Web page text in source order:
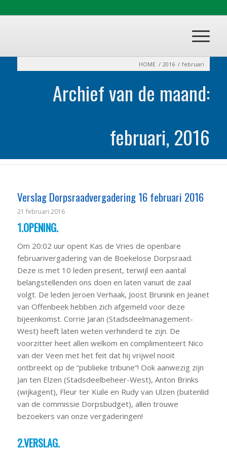
HOME / 2016 / februari
Archief van de maand:
februari, 2016
Verslag Dorpsraadvergadering 16 februari 2016
21 februari 2016
1.OPENING.
Om 20:02 uur opent Kas de Vries de openbare
februarivergadering van de Boekelose Dorpsraad.
Deze is met 10 leden present, terwijl een aantal
belangstellenden ons doen en laten vanuit de zaal
volgt. De leden Jeroen Verhaak, Joost Brunink en Jeanet
van Offenbeek hebben zich afgemeld voor deze
bijeenkomst. Corrie Jaran (Stadsdeelmanagement-
West) heeft laten weten verhinderd te zijn. De
voorzitter heet allen welkom en complimenteert Nico
van der Veen met het feit dat hij vrijwel nooit
ontbreekt op de “publieke tribune”! Ook aanwezig zijn
Jan ten Elzen (Stadsdeelbeheer-West), Anton Brinks
(wijkagent), Fleur ter Kuile en Rudy van Ulzen (buitenlid
van de commissie Dorpsbudget), allen trouwe
bezoekers van onze vergaderingen!
2.VERSLAG.